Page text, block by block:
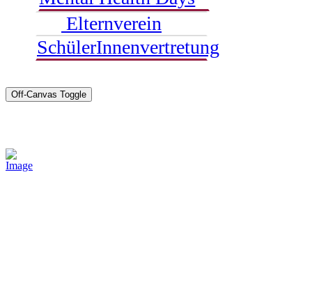
Elternverein
SchülerInnenvertretung
Off-Canvas Toggle